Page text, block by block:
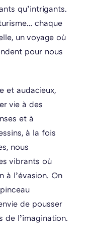
qu’intrigants.
chaque
un voyage où
pour nous
et audacieux,
vie à des
et à
à la fois
nous
vibrants où
à l’évasion. On
de pousser
l’imagination.